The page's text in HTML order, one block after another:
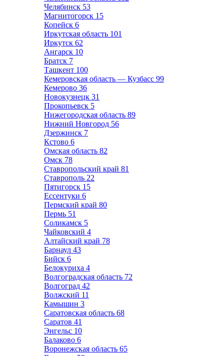
Челябинск 53
Магнитогорск 15
Копейск 6
Иркутская область 101
Иркутск 62
Ангарск 10
Братск 7
Ташкент 100
Кемеровская область — Кузбасс 99
Кемерово 36
Новокузнецк 31
Прокопьевск 5
Нижегородская область 89
Нижний Новгород 56
Дзержинск 7
Кстово 6
Омская область 82
Омск 78
Ставропольский край 81
Ставрополь 22
Пятигорск 15
Ессентуки 6
Пермский край 80
Пермь 51
Соликамск 5
Чайковский 4
Алтайский край 78
Барнаул 43
Бийск 6
Белокуриха 4
Волгоградская область 72
Волгоград 42
Волжский 11
Камышин 3
Саратовская область 68
Саратов 41
Энгельс 10
Балаково 6
Воронежская область 65